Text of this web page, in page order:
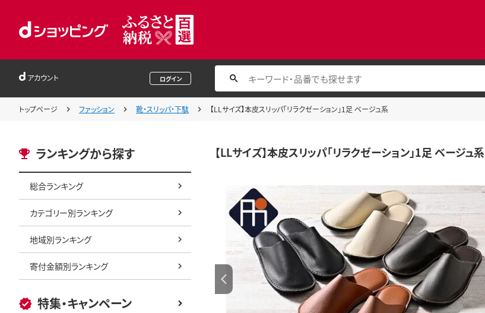
アカウント ログイン
トップページ ファッション 靴・スリッパ・下駄 【LLサイズ】本皮スリッパ「リラクゼーション」1足 ベージュ系
ランキングから探す
総合ランキング
カテゴリー別ランキング
地域別ランキング
寄付金額別ランキング
特集・キャンペーン
【LLサイズ】本皮スリッパ「リラクゼーション」1足 ベージュ系